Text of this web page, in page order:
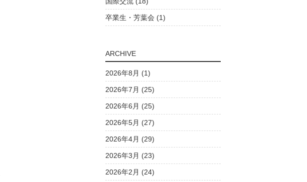
卒業生・芳葉会 (1)
ARCHIVE
2026年8月 (1)
2026年7月 (25)
2026年6月 (25)
2026年5月 (27)
2026年4月 (29)
2026年3月 (23)
2026年2月 (24)